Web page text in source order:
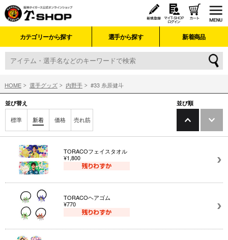
カテゴリーから探す 選手から探す 新着商品
HOME 選手グッズ 内野手 #33 糸原健斗
並び替え
標準 新着 価格 売れ筋
並び順
TORACOフェイスタオル
¥1,800
TORACOヘアゴム
¥770